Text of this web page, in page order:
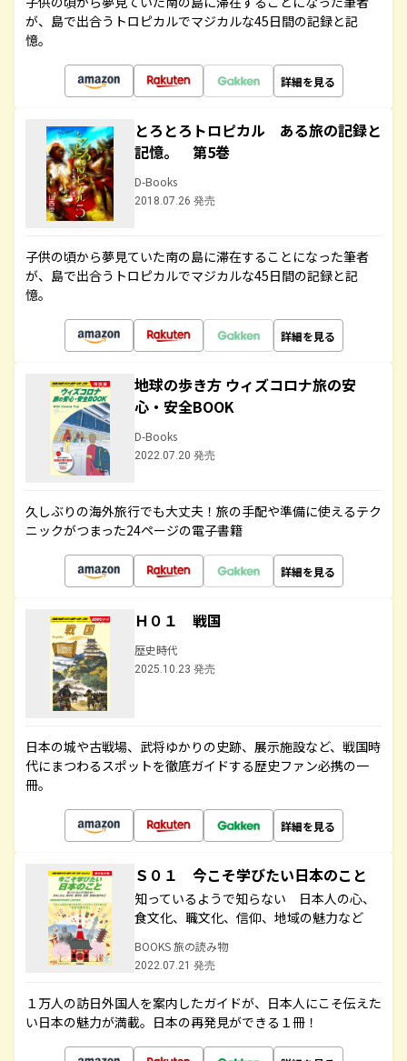
が、島で出合うトロピカルでマジカルな45日間の記録と記
憶。
詳細を見る
とろとろトロピカル ある旅の記録と
記憶。 第5巻
D-Books
2018.07.26 発売
子供の頃から夢見ていた南の島に滞在することになった筆者
が、島で出合うトロピカルでマジカルな45日間の記録と記
憶。
詳細を見る
地球の歩き方 ウィズコロナ旅の安
心・安全BOOK
D-Books
2022.07.20 発売
久しぶりの海外旅行でも大丈夫！旅の手配や準備に使えるテク
ニックがつまった24ページの電子書籍
詳細を見る
Ｈ０１ 戦国
歴史時代
2025.10.23 発売
日本の城や古戦場、武将ゆかりの史跡、展示施設など、戦国時
代にまつわるスポットを徹底ガイドする歴史ファン必携の一
冊。
詳細を見る
Ｓ０１ 今こそ学びたい日本のこと
知っているようで知らない 日本人の心、
食文化、職文化、信仰、地域の魅力など
BOOKS 旅の読み物
2022.07.21 発売
１万人の訪日外国人を案内したガイドが、日本人にこそ伝えた
い日本の魅力が満載。日本の再発見ができる１冊！